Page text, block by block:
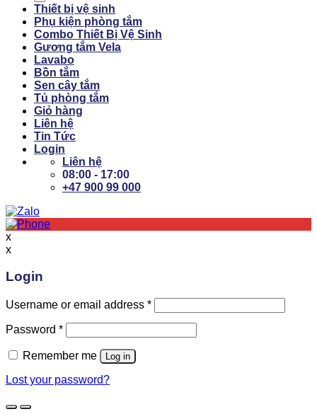
Thiết bị vệ sinh
Phụ kiện phòng tắm
Combo Thiết Bị Vệ Sinh
Gương tắm Vela
Lavabo
Bồn tắm
Sen cây tắm
Tủ phòng tắm
Giỏ hàng
Liên hệ
Tin Tức
Login
Liên hệ
08:00 - 17:00
+47 900 99 000
x
x
Login
Username or email address *
Password *
Remember me Log in
Lost your password?